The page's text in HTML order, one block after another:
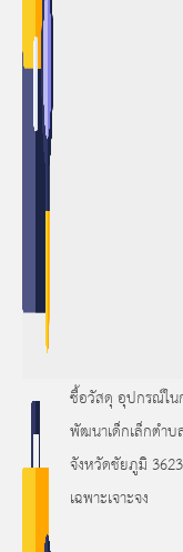
การประเมินคุณธรรมและค
(ITA)
ซื้อวัสดุ อุปกรณ์ใน
พัฒนาเด็กเล็กตำ
จังหวัดชัยภูมิ
เฉพาะเจาะจง